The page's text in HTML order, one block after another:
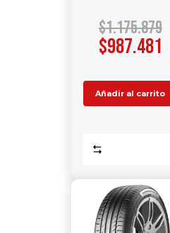
$1.175.879
$987.481
Añadir al carrito